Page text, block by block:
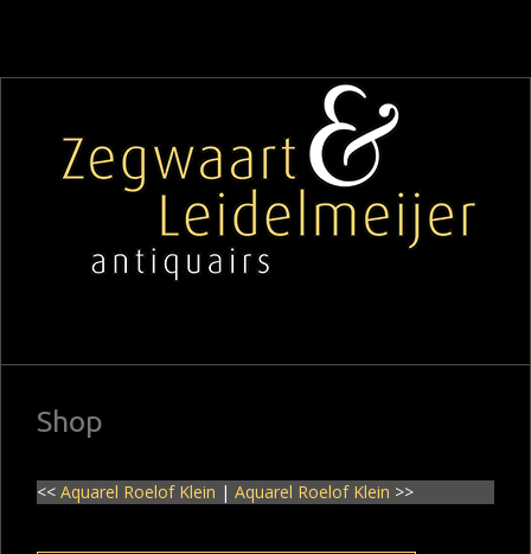
Shop
<< Aquarel Roelof Klein | Aquarel Roelof Klein >>